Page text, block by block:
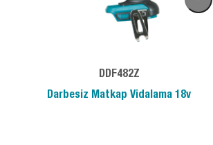
DDF482Z
Darbesiz Matkap Vidalama 18v